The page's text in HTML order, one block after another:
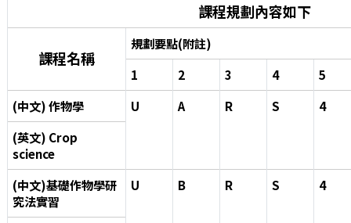
課程規劃內容如下
課程名稱
規劃要點(附註)
1
2 3 4
5
(中文) 作物學
U A R S
4
(英文) Crop
science
(中文)基礎作物學研
究法實習
U B R S 4